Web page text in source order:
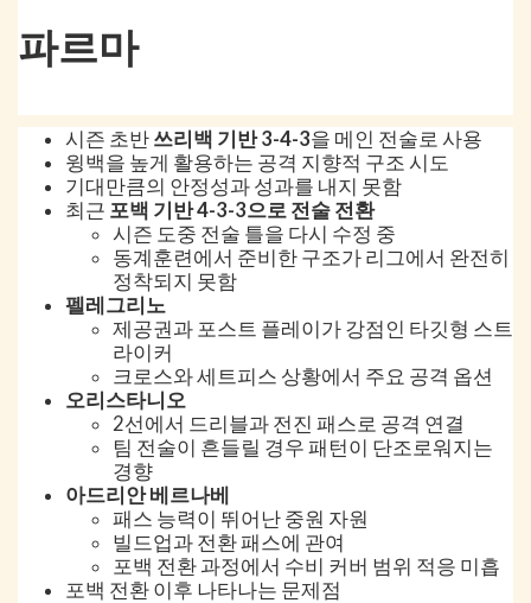
파르마
시즌 초반 쓰리백 기반 3-4-3을 메인 전술로 사용
윙백을 높게 활용하는 공격 지향적 구조 시도
기대만큼의 안정성과 성과를 내지 못함
최근 포백 기반 4-3-3으로 전술 전환
시즌 도중 전술 틀을 다시 수정 중
동계훈련에서 준비한 구조가 리그에서 완전히
정착되지 못함
펠레그리노
제공권과 포스트 플레이가 강점인 타깃형 스트
라이커
크로스와 세트피스 상황에서 주요 공격 옵션
오리스타니오
2선에서 드리블과 전진 패스로 공격 연결
팀 전술이 흔들릴 경우 패턴이 단조로워지는
경향
아드리안 베르나베
패스 능력이 뛰어난 중원 자원
빌드업과 전환 패스에 관여
포백 전환 과정에서 수비 커버 범위 적응 미흡
포백 전환 이후 나타나는 문제점